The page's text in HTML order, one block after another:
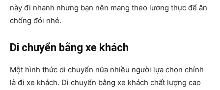
này đi nhanh nhưng bạn nên mang theo lương thực để ăn
chống đói nhé.
Di chuyển bằng xe khách
Một hình thức di chuyển nữa nhiều người lựa chọn chính
là đi xe khách. Di chuyển bằng xe khách chất lượng cao